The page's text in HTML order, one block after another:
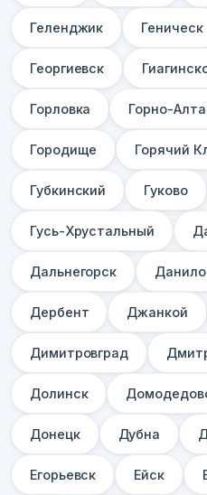
Геленджик Геническ
Георгиевск
Горловка Горно-
Городище Горячий
Губкинский Гуково
Гусь-Хрустальный
Дальнегорск
Дербент Джанкой
Димитровград
Долинск
Донецк Дубна
Егорьевск Ейск